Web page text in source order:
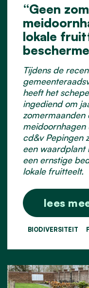
“Geen
lokale
Tijdens de
heeft het
ingediend om
zomermaanden
cd&v Pepingen
een waardplant
een ernstige
lokale fruitteelt.
lees
BIODIVERSITEIT